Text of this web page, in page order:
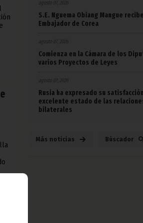
agosto 07, 2026
S.E. Nguema Obiang Mangue
Embajador de Corea
agosto 07, 2026
Comienza en la Cámara de los
varios Proyectos de Leyes
agosto 07, 2026
Rusia ha expresado su
excelente estado de las
bilaterales
Más noticias Búscador